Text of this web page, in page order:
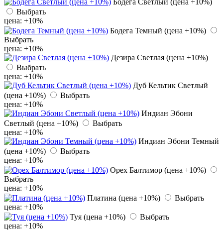
Бодега Светлый (цена +10%)
Выбрать
цена: +10%
Бодега Темный (цена +10%)
Выбрать
цена: +10%
Дезира Светлая (цена +10%)
Выбрать
цена: +10%
Дуб Кельтик Светлый
(цена +10%)
Выбрать
цена: +10%
Индиан Эбони
Светлый (цена +10%)
Выбрать
цена: +10%
Индиан Эбони Темный
(цена +10%)
Выбрать
цена: +10%
Орех Балтимор (цена +10%)
Выбрать
цена: +10%
Платина (цена +10%)
Выбрать
цена: +10%
Туя (цена +10%)
Выбрать
цена: +10%